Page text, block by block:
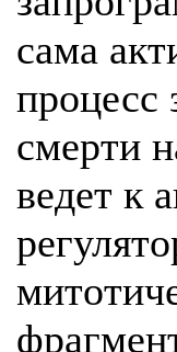
сама
процесс
смерти
ведет к